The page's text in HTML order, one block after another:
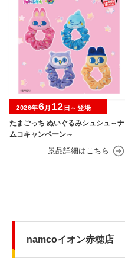
たまごっち ぬいぐるみシュシュ～ナ
ムコキャンペーン～
2026年6月 12 日～登場
namcoイオン赤穂店